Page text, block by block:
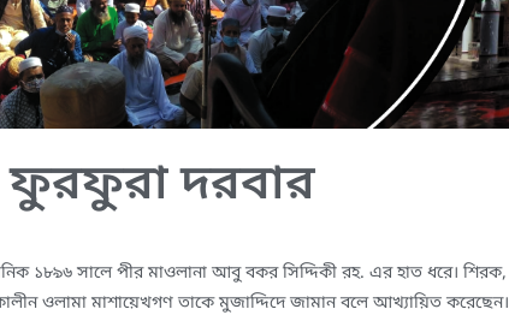
ফুরফুরা দরবার
১৮৯৬ সালে পীর মাওলানা আবু বকর সিদ্দিকী রহ. এর হাত ধরে। শিরক,
ওলামা মাশায়েখগণ তাকে মুজাদ্দিদে জামান বলে আখ্যায়িত করেছেন।